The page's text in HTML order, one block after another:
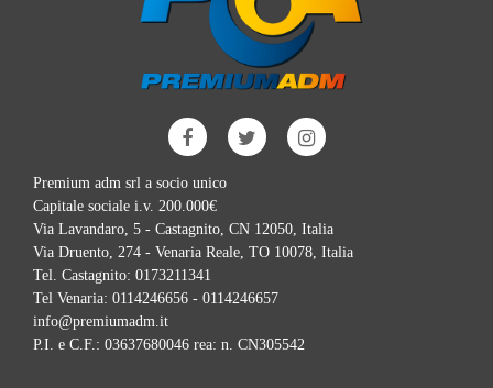
Premium adm srl a socio unico
Capitale sociale i.v. 200.000€
Via Lavandaro, 5 - Castagnito, CN 12050, Italia
Via Druento, 274 - Venaria Reale, TO 10078, Italia
Tel. Castagnito: 0173211341
Tel Venaria: 0114246656 - 0114246657
info@premiumadm.it
P.I. e C.F.: 03637680046 rea: n. CN305542